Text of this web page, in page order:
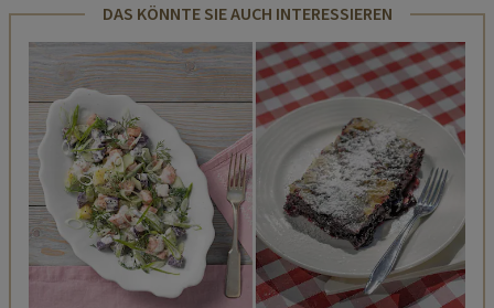
DAS KÖNNTE SIE AUCH INTERESSIEREN